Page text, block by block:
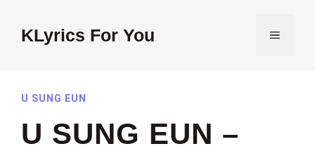
contentKLyrics For You MENU
U SUNG EUN
U SUNG EUN –